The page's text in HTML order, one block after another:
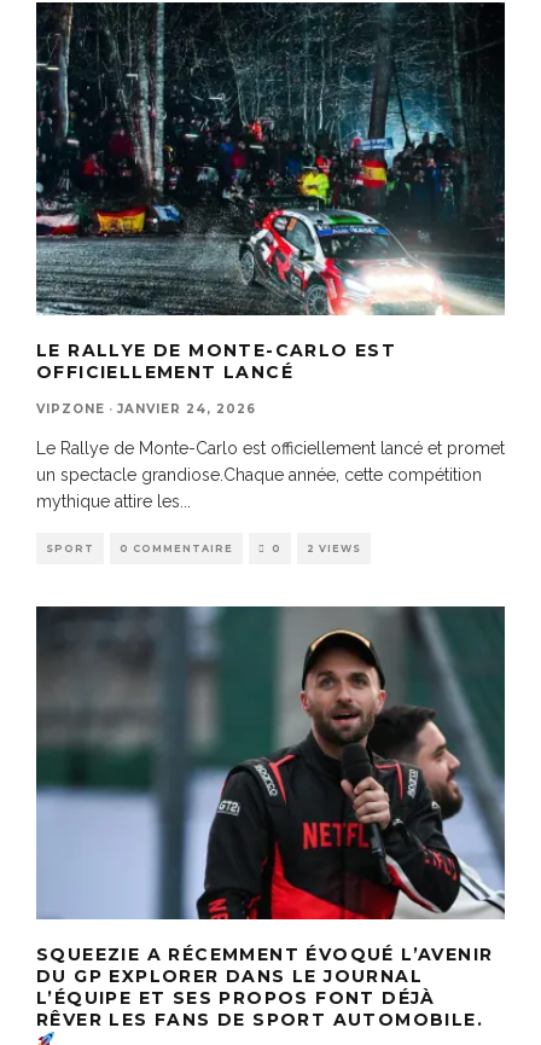
LE RALLYE DE MONTE-CARLO EST
OFFICIELLEMENT LANCÉ
VIPZONE · JANVIER 24, 2026
Le Rallye de Monte-Carlo est officiellement lancé et promet
un spectacle grandiose.Chaque année, cette compétition
mythique attire les
SPORT 0 COMMENTAIRE 0 2 VIEWS
SQUEEZIE A RÉCEMMENT ÉVOQUÉ L’AVENIR
DU GP EXPLORER DANS LE JOURNAL
L’ÉQUIPE ET SES PROPOS FONT DÉJÀ
RÊVER LES FANS DE SPORT AUTOMOBILE.